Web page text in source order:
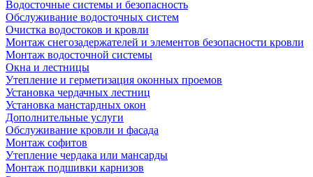
Водосточные системы и безопасность
Обслуживание водосточных систем
Очистка водостоков и кровли
Монтаж снегозадержателей и элементов безопасности кровли
Монтаж водосточной системы
Окна и лестницы
Утепление и герметизация оконных проемов
Установка чердачных лестниц
Установка манстардных окон
Дополнительные услуги
Обслуживание кровли и фасада
Монтаж софитов
Утепление чердака или мансарды
Монтаж подшивки карнизов